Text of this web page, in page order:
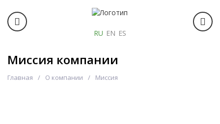
RU EN ES
Миссия компании
Главная О компании Миссия